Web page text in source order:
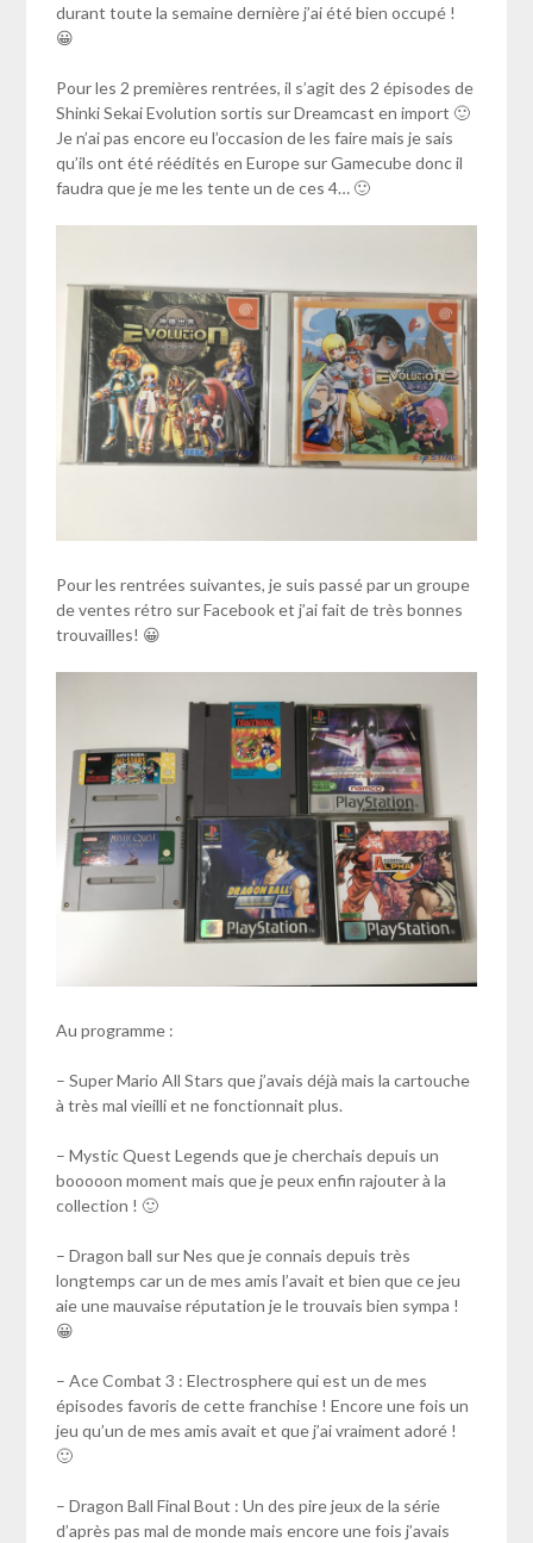
durant toute la semaine dernière j’ai été bien occupé !
😀
Pour les 2 premières rentrées, il s’agit des 2 épisodes de
Shinki Sekai Evolution sortis sur Dreamcast en import 🙂
Je n’ai pas encore eu l’occasion de les faire mais je sais
qu’ils ont été réédités en Europe sur Gamecube donc il
faudra que je me les tente un de ces 4… 🙂
Pour les rentrées suivantes, je suis passé par un groupe
de ventes rétro sur Facebook et j’ai fait de très bonnes
trouvailles! 😀
Au programme :
– Super Mario All Stars que j’avais déjà mais la cartouche
à très mal vieilli et ne fonctionnait plus.
– Mystic Quest Legends que je cherchais depuis un
booooon moment mais que je peux enfin rajouter à la
collection ! 🙂
– Dragon ball sur Nes que je connais depuis très
longtemps car un de mes amis l’avait et bien que ce jeu
aie une mauvaise réputation je le trouvais bien sympa !
😀
– Ace Combat 3 : Electrosphere qui est un de mes
épisodes favoris de cette franchise ! Encore une fois un
jeu qu’un de mes amis avait et que j’ai vraiment adoré !
🙂
– Dragon Ball Final Bout : Un des pire jeux de la série
d’après pas mal de monde mais encore une fois j’avais